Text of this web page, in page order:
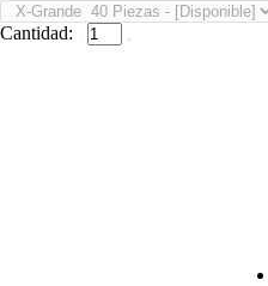
Cantidad: